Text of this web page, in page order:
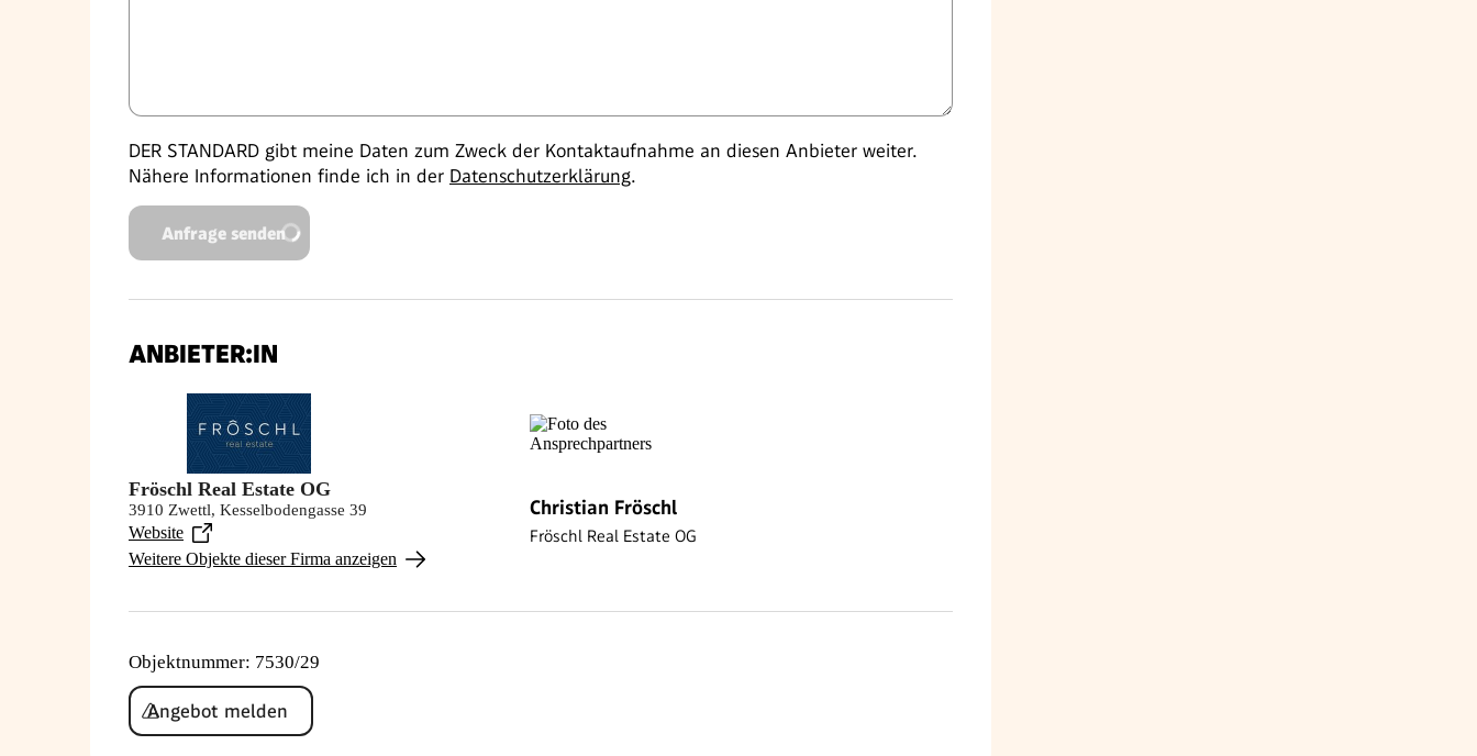
DER STANDARD gibt meine Daten zum Zweck der Kontaktaufnahme an diesen Anbieter weiter.
Nähere Informationen finde ich in der Datenschutzerklärung.
Anfrage senden
ANBIETER:IN
Fröschl Real Estate OG
3910 Zwettl, Kesselbodengasse 39
Website
Weitere Objekte dieser Firma anzeigen
Christian Fröschl
Fröschl Real Estate OG
Objektnummer: 7530/29
Angebot melden